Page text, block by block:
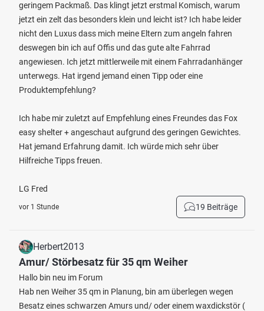
geringem Packmaß. Das klingt jetzt erstmal Komisch, warum
jetzt ein zelt das besonders klein und leicht ist? Ich habe leider
nicht den Luxus dass mich meine Eltern zum angeln fahren
deswegen bin ich auf Offis und das gute alte Fahrrad
angewiesen. Ich jetzt mittlerweile mit einem Fahrradanhänger
unterwegs. Hat irgend jemand einen Tipp oder eine
Produktempfehlung?
Ich habe mir zuletzt auf Empfehlung eines Freundes das Fox
easy shelter + angeschaut aufgrund des geringen Gewichtes.
Hat jemand Erfahrung damit. Ich würde mich sehr über
Hilfreiche Tipps freuen.
LG Fred
vor 1 Stunde 19 Beiträge
Herbert2013
Amur/ Störbesatz für 35 qm Weiher
Hallo bin neu im Forum
Hab nen Weiher 35 qm in Planung, bin am überlegen wegen
Besatz eines schwarzen Amurs und/ oder einem waxdickstör (